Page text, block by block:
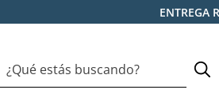
ENTREGA